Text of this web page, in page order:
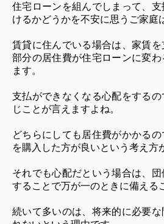
住宅ローンを組んでしまって、
けるかどうかを不安に思うご家庭
賃貸に住んでいる場合は、家賃
部分の居住費が住宅ローンに変
ます。
支払ができなくなる心配をする
じことが言えますよね。
どちらにしても居住費がかかる
を購入した方が良いという考え方
それでも心配だという場合は、
することで万が一のときに備える
続いて多いのは、将来的に必要